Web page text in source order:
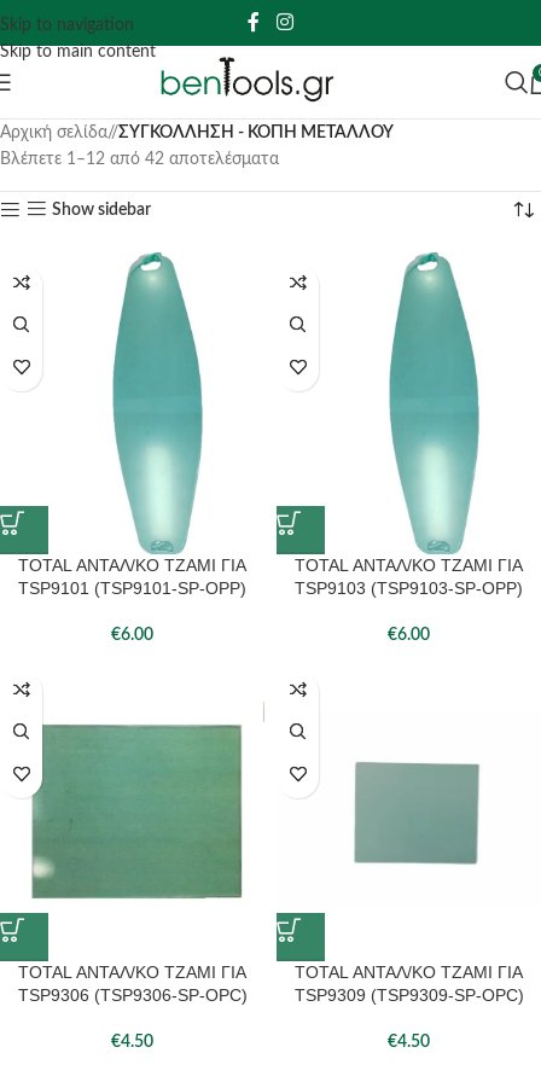
Skip to navigation
Skip to main content
Αρχική σελίδα/ ΣΥΓΚΟΛΛΗΣΗ - ΚΟΠΗ ΜΕΤΑΛΛΟΥ
Βλέπετε 1–12 από 42 αποτελέσματα
Show sidebar
TOTAL ΑΝΤΑΛ/ΚΟ ΤΖΑΜΙ ΓΙΑ
TSP9101 (TSP9101-SP-OPP)
€6.00
TOTAL ΑΝΤΑΛ/ΚΟ ΤΖΑΜΙ ΓΙΑ
TSP9103 (TSP9103-SP-OPP)
€6.00
TOTAL ΑΝΤΑΛ/ΚΟ ΤΖΑΜΙ ΓΙΑ
TSP9306 (TSP9306-SP-OPC)
€4.50
TOTAL ΑΝΤΑΛ/ΚΟ ΤΖΑΜΙ ΓΙΑ
TSP9309 (TSP9309-SP-OPC)
€4.50